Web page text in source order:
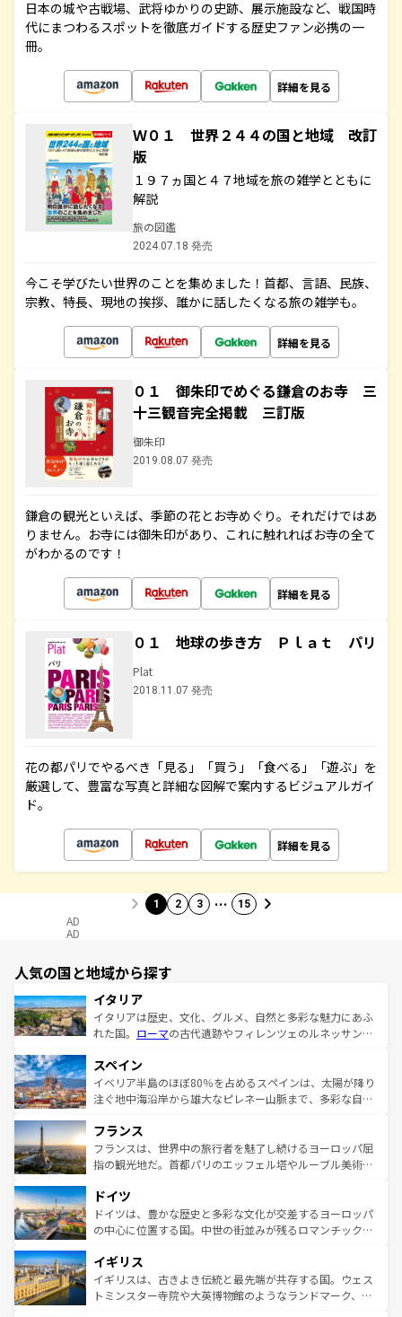
日本の城や古戦場、武将ゆかりの史跡、展示施設など、戦国時
代にまつわるスポットを徹底ガイドする歴史ファン必携の一
冊。
詳細を見る
Ｗ０１ 世界２４４の国と地域 改訂
版
１９７ヵ国と４７地域を旅の雑学とともに
解説
旅の図鑑
2024.07.18 発売
今こそ学びたい世界のことを集めました！首都、言語、民族、
宗教、特長、現地の挨拶、誰かに話したくなる旅の雑学も。
詳細を見る
０１ 御朱印でめぐる鎌倉のお寺 三
十三観音完全掲載 三訂版
御朱印
2019.08.07 発売
鎌倉の観光といえば、季節の花とお寺めぐり。それだけではあ
りません。お寺には御朱印があり、これに触れればお寺の全て
がわかるのです！
詳細を見る
０１ 地球の歩き方 Ｐｌａｔ パリ
Plat
2018.11.07 発売
花の都パリでやるべき「見る」「買う」「食べる」「遊ぶ」を
厳選して、豊富な写真と詳細な図解で案内するビジュアルガイ
ド。
詳細を見る
1 2 3 … 15
AD
AD
人気の国と地域から探す
イタリア
イタリアは歴史、文化、グルメ、自然と多彩な魅力にあふ
れた国。 ローマの古代遺跡やフィレンツェのルネッサンス
ろん、トスカーナの美しい田園風景やアマルフィ海岸の絶
景など、自然景観も見逃せない。観光の合間には、本場の
ピザやパスタなど、絶品のイタリア料理を堪能することも
ませてくれるイタリアで、忘れられない旅をしてみよう！
なお、新着のイタリア情報はコンテンツ一覧 を参照してほ
しい。
スペイン
イベリア半島のほぼ80％を占めるスペインは、太陽が降り
注ぐ地中海沿岸から雄大なピレネー山脈まで、多彩な自然
文化が根付くこの国では、情熱的なフラメンコ、熱気あふ
れる闘牛、そして美味しいタパスが生活の一部となってい
る。首都マドリードの洗練された雰囲気や、バルセロナの
の城塞都市、穏やかなビーチリゾートまで多彩な表情を見
せる。地方によって風土や気候が異なるスペインはその個
性で訪れる人を魅了する。 なお、新着のスペイン情報はコ
フランス
フランスは、世界中の旅行者を魅了し続けるヨーロッパ屈
指の観光地だ。首都パリのエッフェル塔やルーブル美術館
で、幅広い魅力が詰まっている。華麗な宮殿、歴史的な大
聖堂、美しいビーチ、そして豊かな自然が、訪れる者を心
から魅了する。また、フランスは美食の国としても知ら
いる。シャンパンの発祥地であるランス、プロヴァンスの
香り高いラベンダー畑など、多彩な楽しみ方が可能だ。さ
らに、パリ以外の地域にも魅力が溢れており、どの街角に
ドイツ
ドイツは、豊かな歴史と多彩な文化が交差するヨーロッパ
の中心に位置する国。中世の街並みが残るロマンチック街
顔を持つこの国は、どこを歩いても飽きることがない。ベ
ルリンの文化的活気、バイエルン州のアルプスの絶景、そ
してライン川沿いのワイン畑といった風景は必見。ビール
イギリス
イギリスは、古きよき伝統と最先端が共存する国。ウェス
トミンスター寺院や大英博物館のようなランドマーク、歴